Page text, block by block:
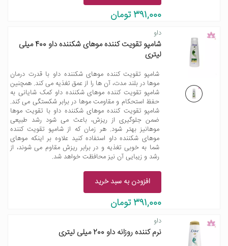
391,000 تومان
داو
شامپو تقویت کننده موهای شکننده داو 400 میلی
لیتری
شامپو تقویت کننده موهای شکننده داو با قدرت درمان
موها در بلند مدت، آن ها را از عمق تغذیه می کند. همچنین
شامپو تقویت کننده موهای شکننده داو کمک شایانی به
حفظ استحکام و مقاومت موها در برابر شکستگی می کند.
شامپو تقویت کننده موهای شکننده داو با تقویت موها
ضمن جلوگیری از ریزش، باعث می شود رشد طبیعی
موهانیز بهتر شود. هر زمان که از شامپو تقویت کننده
موهای شکننده داو استفاده کنید علاوه بر اینکه موهای
شما به خوبی تغذیه و در برابر ریزش مقاوم می شوند، از
رشد و زیبایی آن نیز محافظت خواهد شد.
افزودن به سبد خرید
391,000 تومان
داو
نرم کننده روزانه داو 200 میلی لیتری